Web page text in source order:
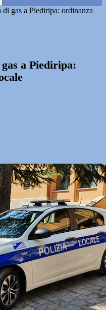
gas a Piediripa: ordinanza
a Piediripa: